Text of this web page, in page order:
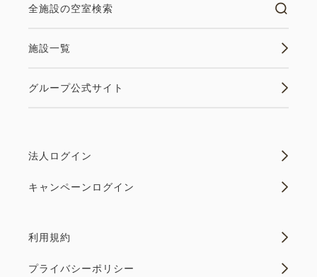
全施設の空室検索
施設一覧
グループ公式サイト
法人ログイン
キャンペーンログイン
利用規約
プライバシーポリシー